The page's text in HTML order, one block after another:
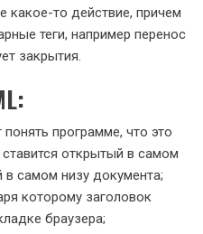
то действие, причем
теги, например перенос
закрытия.
понять программе, что это
открытый в самом
в самом низу документа;
которому заголовок
браузера;